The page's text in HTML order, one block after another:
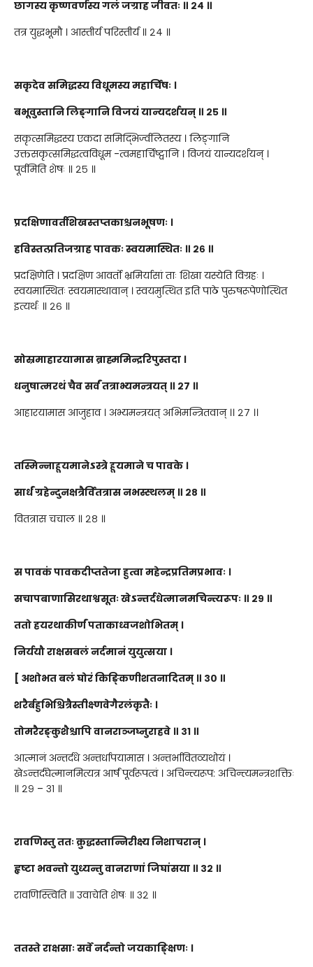
छागस्य कृष्णवर्णस्य गलं जग्राह जीवतः ॥ २४ ॥
तत्र युद्धभूमौ । आस्तीर्य परिस्तीर्य ॥ २४ ॥
सकृदेव समिद्धस्य विधूमस्य महार्चिषः ।
बभूवुस्तानि लिङ्गानि विजयं यान्यदर्शयन् ॥ २५ ॥
सकृत्समिद्धस्य एकदा समिद्भिर्ज्वलितस्य । लिङ्गानि
उक्तसकृत्समिद्धत्वविधूम -त्वमहार्चिष्ट्वानि । विजयं यान्यदर्शयन् ।
पूर्वमिति शेषः ॥ २५ ॥
प्रदक्षिणावर्तशिखस्तप्तकाश्चनभूषणः ।
हविस्तत्प्रतिजग्राह पावकः स्वयमास्थितः ॥ २६ ॥
प्रदक्षिणेति । प्रदक्षिण आवर्तो भ्रमिर्यासां ताः शिखा यस्येति विग्रहः ।
स्वयमास्थितः स्वयमास्थावान् । स्वयमुत्थित इति पाठे पुरुषरूपेणोत्थित
इत्यर्थः ॥ २६ ॥
सोस्रमाहारयामास ब्राह्ममिन्द्ररिपुस्तदा ।
धनुषात्मरथं चैव सर्वं तत्राभ्यमन्त्रयत् ॥ २७ ॥
आहारयामास आजुहाव । अभ्यमन्त्रयत् अभिमन्त्रितवान् ।। २७ ।।
तस्मिन्नाहूयमानेऽस्त्रे हूयमाने च पावके ।
सार्धं ग्रहेन्दुनक्षत्रैर्वितत्रास नभस्स्थलम् ॥ २८ ॥
वितत्रास चचाल ॥ २८ ॥
स पावकं पावकदीप्ततेजा हुत्वा महेन्द्रप्रतिमप्रभावः ।
सचापबाणासिरथाश्वसूतः खेऽन्तर्दधेत्मानमचिन्त्यरूपः ॥ २९ ॥
ततो हयरथाकीर्णं पताकाध्वजशोभितम् ।
निर्ययौ राक्षसबलं नर्दमानं युयुत्सया ।
[ अशोभत बलं घोरं किङ्किणीशतनादितम् ॥ ३० ॥
शरैर्बहुभिश्चित्रैस्तीक्ष्णवेगैरलंकृतैः ।
तोमरैरङ्कुशैश्चापि वानराञ्जघ्नुराहवे ॥ ३१ ॥
आत्मानं अन्तर्दधे अन्तर्धापयामास । अन्तर्भावितव्यथोयं ।
खेऽन्तर्दघेत्मानमित्यत्र आर्षं पूर्वरूपत्वं । अचिन्त्यरूप: अचिन्त्यमन्त्रशक्तिः
॥ २९ – ३१ ॥
रावणिस्तु ततः क्रुद्धस्तान्निरीक्ष्य निशाचरान् ।
हृष्टा भवन्तो युध्यन्तु वानराणां जिघांसया ॥ ३२ ॥
रावणिस्त्विति ॥ उवाचेति शेषः ॥ ३२ ॥
ततस्ते राक्षसाः सर्वे नर्दन्तो जयकाङ्क्षिणः ।